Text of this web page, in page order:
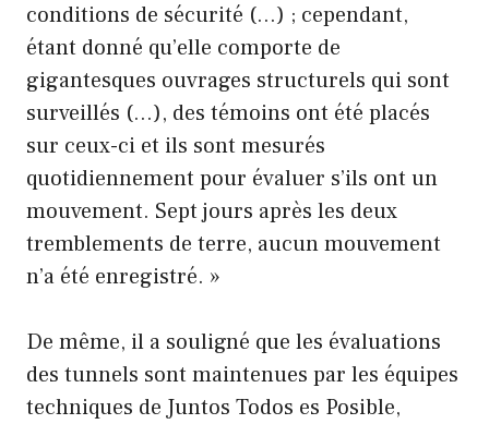
conditions de sécurité (…) ; cependant,
étant donné qu’elle comporte de
gigantesques ouvrages structurels qui sont
surveillés (…), des témoins ont été placés
sur ceux-ci et ils sont mesurés
quotidiennement pour évaluer s’ils ont un
mouvement. Sept jours après les deux
tremblements de terre, aucun mouvement
n’a été enregistré. »
De même, il a souligné que les évaluations
des tunnels sont maintenues par les équipes
techniques de Juntos Todos es Posible,